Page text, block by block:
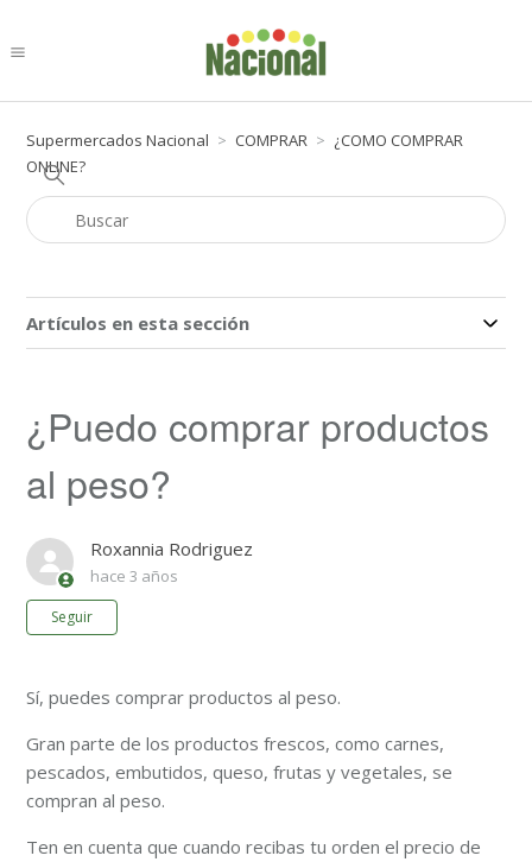
Supermercados Nacional COMPRAR
¿COMO COMPRAR
ONLINE?
Artículos en esta sección
¿Puedo comprar productos
al peso?
Roxannia Rodriguez
hace 3 años
Seguir
Sí, puedes comprar productos al peso.
Gran parte de los productos frescos, como carnes,
pescados, embutidos, queso, frutas y vegetales, se
compran al peso.
Ten en cuenta que cuando recibas tu orden el precio de